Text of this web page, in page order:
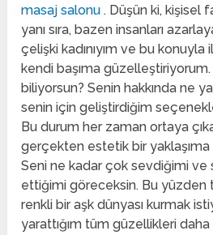
masaj salonu. Düşün ki, kişisel
yanı sıra, bazen insanları
çelişki kadınıyım ve bu
kendi başıma
biliyorsun? Senin hakkında ne
senin için geliştirdiğim
Bu durum her zaman ortaya
gerçekten estetik bir yaklaşıma
Seni ne kadar çok sevdiğimi ve
ettiğimi göreceksin. Bu yüzden
renkli bir aşk dünyası kurmak
yarattığım tüm güzellikleri